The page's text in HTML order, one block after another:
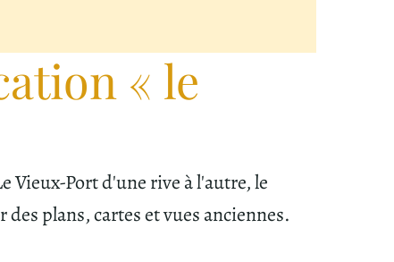
« le
Vieux-Port d'une rive à l'autre, le
plans, cartes et vues anciennes.